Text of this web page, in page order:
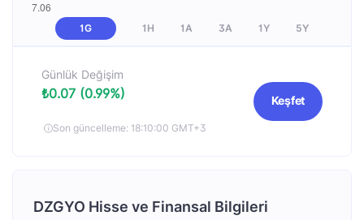
1G 1H 1A 3A 1Y 5Y
Günlük Değişim
₺0.07 (0.99%)
Son güncelleme: 18:10:00 GMT+3
Keşfet
DZGYO Hisse ve Finansal Bilgileri